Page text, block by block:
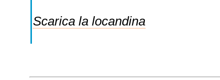
Scarica la locandina